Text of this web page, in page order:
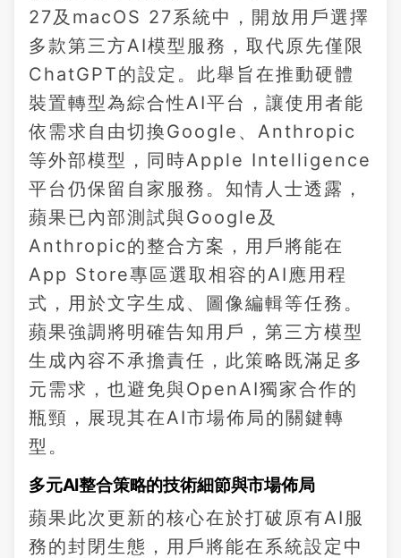
27及macOS 27系統中，開放用戶選擇
多款第三方AI模型服務，取代原先僅限
ChatGPT的設定。此舉旨在推動硬體
裝置轉型為綜合性AI平台，讓使用者能
依需求自由切換Google、Anthropic
等外部模型，同時Apple Intelligence
平台仍保留自家服務。知情人士透露，
蘋果已內部測試與Google及
Anthropic的整合方案，用戶將能在
App Store專區選取相容的AI應用程
式，用於文字生成、圖像編輯等任務。
蘋果強調將明確告知用戶，第三方模型
生成內容不承擔責任，此策略既滿足多
元需求，也避免與OpenAI獨家合作的
瓶頸，展現其在AI市場佈局的關鍵轉
型。
多元AI整合策略的技術細節與市場佈局
蘋果此次更新的核心在於打破原有AI服
務的封閉生態，用戶將能在系統設定中